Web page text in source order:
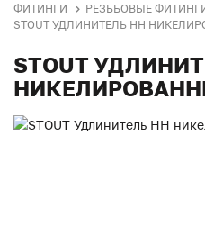
ФИТИНГИ
РЕЗЬБОВЫЕ
STOUT УДЛИНИТЕЛЬ НН
STOUT